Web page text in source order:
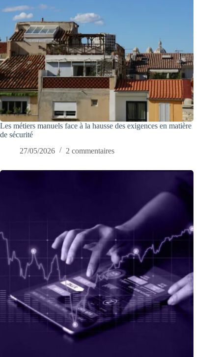
Les métiers manuels face à la hausse des exigences en matière
de sécurité
27/05/2026
2 commentaires